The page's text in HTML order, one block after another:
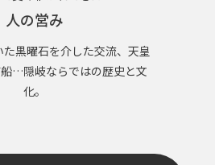
人の営み
黒曜石を介した交流、天皇
…隠岐ならではの歴史と文
化。